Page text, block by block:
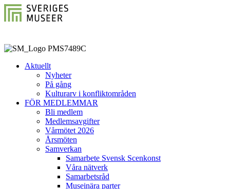
Aktuellt
Nyheter
På gång
Kulturarv i konfliktområden
FÖR MEDLEMMAR
Bli medlem
Medlemsavgifter
Vårmötet 2026
Årsmöten
Samverkan
Samarbete Svensk Scenkonst
Våra nätverk
Samarbetsråd
Museinära parter